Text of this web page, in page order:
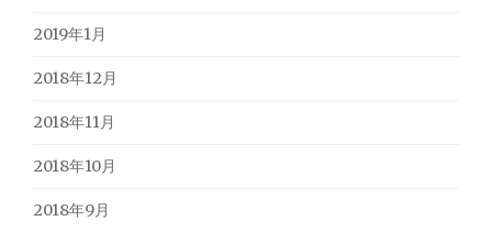
2019年1月
2018年12月
2018年11月
2018年10月
2018年9月